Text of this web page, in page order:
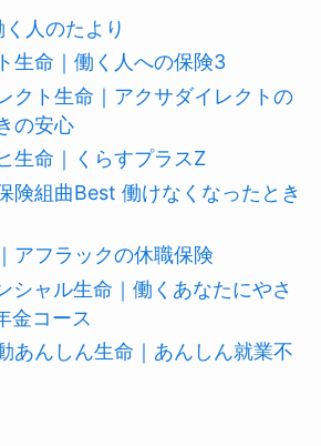
人のたより
生命｜働く人への保険3
クト生命｜アクサダイレクトの
の安心
生命｜くらすプラスZ
険組曲Best 働けなくなったとき
アフラックの休職保険
シャル生命｜働くあなたにやさ
金コース
あんしん生命｜あんしん就業不